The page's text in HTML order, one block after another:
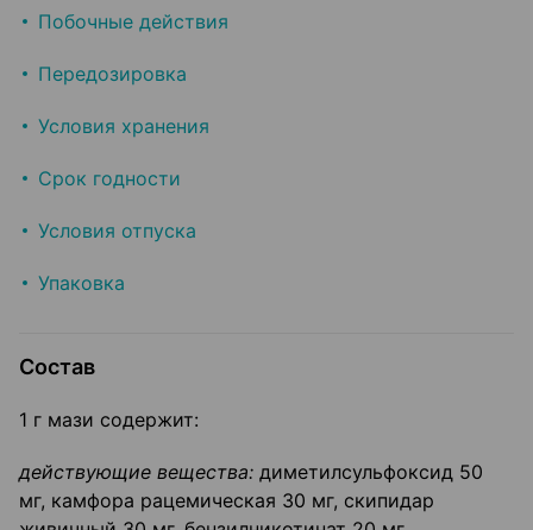
Побочные действия
Передозировка
Условия хранения
Срок годности
Условия отпуска
Упаковка
Состав
1 г мази содержит:
действующие вещества: диметилсульфоксид 50
мг, камфора рацемическая 30 мг, скипидар